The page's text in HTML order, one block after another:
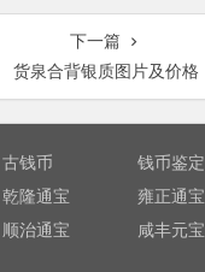
下一篇
货泉合背银质图片及价格
古钱币
钱币鉴定
乾隆通宝
雍正通宝
顺治通宝
咸丰元宝